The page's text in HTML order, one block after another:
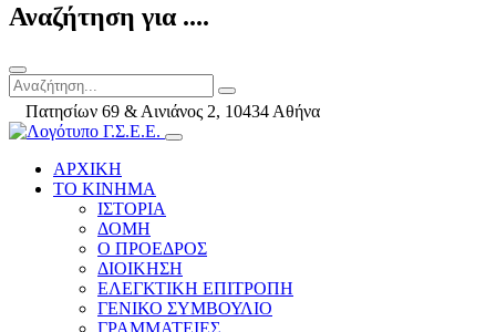
Αναζήτηση για ....
Πατησίων 69 & Αινιάνος 2, 10434 Αθήνα
ΑΡΧΙΚΗ
ΤΟ ΚΙΝΗΜΑ
ΙΣΤΟΡΙΑ
ΔΟΜΗ
Ο ΠΡΟΕΔΡΟΣ
ΔΙΟΙΚΗΣΗ
ΕΛΕΓΚΤΙΚΗ ΕΠΙΤΡΟΠΗ
ΓΕΝΙΚΟ ΣΥΜΒΟΥΛΙΟ